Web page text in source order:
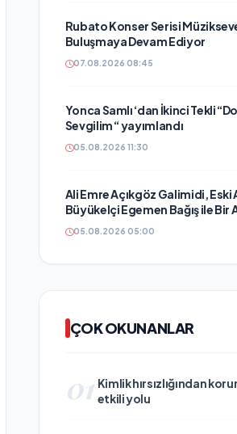
Rubato Konser Serisi
Buluşmaya Devam Ediyor
07.08.2026 08:45
Yonca Samlı ‘dan İkinci Tekli
Sevgilim “ yayımlandı
05.08.2026 11:30
Ali Emre Açıkgöz Galimidi, Eski
Büyükelçi Egemen Bağış ile Bir
05.08.2026 05:00
ÇOK OKUNANLAR
01 Kimlik hırsızlığından
etkili yolu